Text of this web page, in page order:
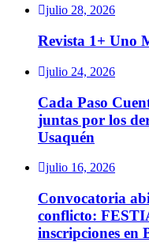
julio 28, 2026
Revista 1+ Uno
julio 24, 2026
Cada Paso
juntas por los
Usaquén
julio 16, 2026
Convocatoria
conflicto:
inscripciones en